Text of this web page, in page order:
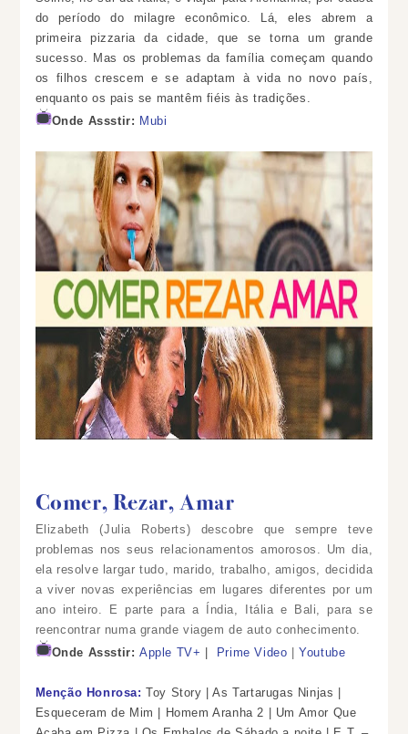
do período do milagre econômico. Lá, eles abrem a
primeira pizzaria da cidade, que se torna um grande
sucesso. Mas os problemas da família começam quando
os filhos crescem e se adaptam à vida no novo país,
enquanto os pais se mantêm fiéis às tradições.
Onde Assstir: Mubi
Comer, Rezar, Amar
Elizabeth (Julia Roberts) descobre que sempre teve
problemas nos seus relacionamentos amorosos. Um dia,
ela resolve largar tudo, marido, trabalho, amigos, decidida
a viver novas experiências em lugares diferentes por um
ano inteiro. E parte para a Índia, Itália e Bali, para se
reencontrar numa grande viagem de auto conhecimento.
Onde Assstir: Apple TV+ | Prime Video |Youtube
Menção Honrosa: Toy Story | As Tartarugas Ninjas |
Esqueceram de Mim | Homem Aranha 2 | Um Amor Que